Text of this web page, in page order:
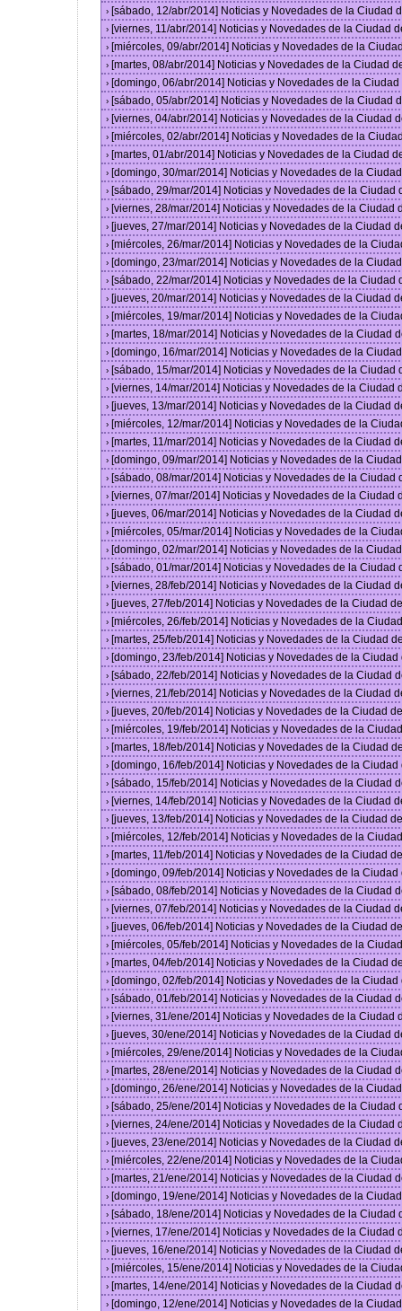
› [sábado, 12/abr/2014] Noticias y Novedades de la Ciudad
› [viernes, 11/abr/2014] Noticias y Novedades de la Ciudad
› [miércoles, 09/abr/2014] Noticias y Novedades de la
› [martes, 08/abr/2014] Noticias y Novedades de la Ciudad
› [domingo, 06/abr/2014] Noticias y Novedades de la
› [sábado, 05/abr/2014] Noticias y Novedades de la Ciudad
› [viernes, 04/abr/2014] Noticias y Novedades de la Ciudad
› [miércoles, 02/abr/2014] Noticias y Novedades de la
› [martes, 01/abr/2014] Noticias y Novedades de la Ciudad
› [domingo, 30/mar/2014] Noticias y Novedades de la
› [sábado, 29/mar/2014] Noticias y Novedades de la Ciudad
› [viernes, 28/mar/2014] Noticias y Novedades de la Ciudad
› [jueves, 27/mar/2014] Noticias y Novedades de la Ciudad
› [miércoles, 26/mar/2014] Noticias y Novedades de la
› [domingo, 23/mar/2014] Noticias y Novedades de la
› [sábado, 22/mar/2014] Noticias y Novedades de la Ciudad
› [jueves, 20/mar/2014] Noticias y Novedades de la Ciudad
› [miércoles, 19/mar/2014] Noticias y Novedades de la
› [martes, 18/mar/2014] Noticias y Novedades de la Ciudad
› [domingo, 16/mar/2014] Noticias y Novedades de la
› [sábado, 15/mar/2014] Noticias y Novedades de la Ciudad
› [viernes, 14/mar/2014] Noticias y Novedades de la Ciudad
› [jueves, 13/mar/2014] Noticias y Novedades de la Ciudad
› [miércoles, 12/mar/2014] Noticias y Novedades de la
› [martes, 11/mar/2014] Noticias y Novedades de la Ciudad
› [domingo, 09/mar/2014] Noticias y Novedades de la
› [sábado, 08/mar/2014] Noticias y Novedades de la Ciudad
› [viernes, 07/mar/2014] Noticias y Novedades de la Ciudad
› [jueves, 06/mar/2014] Noticias y Novedades de la Ciudad
› [miércoles, 05/mar/2014] Noticias y Novedades de la
› [domingo, 02/mar/2014] Noticias y Novedades de la
› [sábado, 01/mar/2014] Noticias y Novedades de la Ciudad
› [viernes, 28/feb/2014] Noticias y Novedades de la Ciudad
› [jueves, 27/feb/2014] Noticias y Novedades de la Ciudad
› [miércoles, 26/feb/2014] Noticias y Novedades de la
› [martes, 25/feb/2014] Noticias y Novedades de la Ciudad
› [domingo, 23/feb/2014] Noticias y Novedades de la
› [sábado, 22/feb/2014] Noticias y Novedades de la Ciudad
› [viernes, 21/feb/2014] Noticias y Novedades de la Ciudad
› [jueves, 20/feb/2014] Noticias y Novedades de la Ciudad
› [miércoles, 19/feb/2014] Noticias y Novedades de la
› [martes, 18/feb/2014] Noticias y Novedades de la Ciudad
› [domingo, 16/feb/2014] Noticias y Novedades de la
› [sábado, 15/feb/2014] Noticias y Novedades de la Ciudad
› [viernes, 14/feb/2014] Noticias y Novedades de la Ciudad
› [jueves, 13/feb/2014] Noticias y Novedades de la Ciudad
› [miércoles, 12/feb/2014] Noticias y Novedades de la
› [martes, 11/feb/2014] Noticias y Novedades de la Ciudad
› [domingo, 09/feb/2014] Noticias y Novedades de la
› [sábado, 08/feb/2014] Noticias y Novedades de la Ciudad
› [viernes, 07/feb/2014] Noticias y Novedades de la Ciudad
› [jueves, 06/feb/2014] Noticias y Novedades de la Ciudad
› [miércoles, 05/feb/2014] Noticias y Novedades de la
› [martes, 04/feb/2014] Noticias y Novedades de la Ciudad
› [domingo, 02/feb/2014] Noticias y Novedades de la
› [sábado, 01/feb/2014] Noticias y Novedades de la Ciudad
› [viernes, 31/ene/2014] Noticias y Novedades de la Ciudad
› [jueves, 30/ene/2014] Noticias y Novedades de la Ciudad
› [miércoles, 29/ene/2014] Noticias y Novedades de la
› [martes, 28/ene/2014] Noticias y Novedades de la Ciudad
› [domingo, 26/ene/2014] Noticias y Novedades de la
› [sábado, 25/ene/2014] Noticias y Novedades de la Ciudad
› [viernes, 24/ene/2014] Noticias y Novedades de la Ciudad
› [jueves, 23/ene/2014] Noticias y Novedades de la Ciudad
› [miércoles, 22/ene/2014] Noticias y Novedades de la
› [martes, 21/ene/2014] Noticias y Novedades de la Ciudad
› [domingo, 19/ene/2014] Noticias y Novedades de la
› [sábado, 18/ene/2014] Noticias y Novedades de la Ciudad
› [viernes, 17/ene/2014] Noticias y Novedades de la Ciudad
› [jueves, 16/ene/2014] Noticias y Novedades de la Ciudad
› [miércoles, 15/ene/2014] Noticias y Novedades de la
› [martes, 14/ene/2014] Noticias y Novedades de la Ciudad
› [domingo, 12/ene/2014] Noticias y Novedades de la